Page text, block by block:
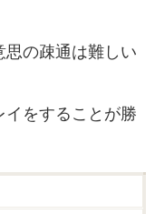
の疎通は難しい
をすることが勝